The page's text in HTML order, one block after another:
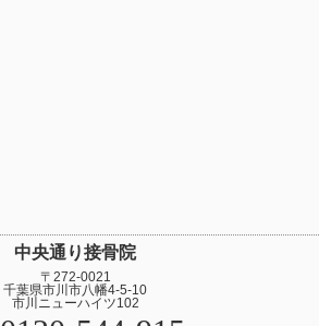
中央通り接骨院
〒272-0021
千葉県市川市八幡4-5-10
市川ニューハイツ102